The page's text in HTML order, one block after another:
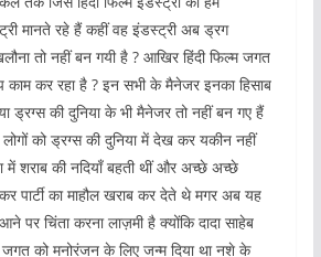
मानते रहे हैं कहीं वह इंडस्ट्री अब ड्रग
तो नहीं बन गयी है ? आखिर हिंदी फिल्म जगत
काम कर रहा है ? इन सभी के मैनेजर इनका हिसाब
ड्रग्स की दुनिया के भी मैनेजर तो नहीं बन गए हैं
को ड्रग्स की दुनिया में देख कर यकीन नहीं
में शराब की नदियाँ बहती थीं और अच्छे अच्छे
पार्टी का माहौल खराब कर देते थे मगर अब यह
पर चिंता करना लाज़मी है क्योंकि दादा साहेब
जगत को मनोरंजन के लिए जन्म दिया था नशे के